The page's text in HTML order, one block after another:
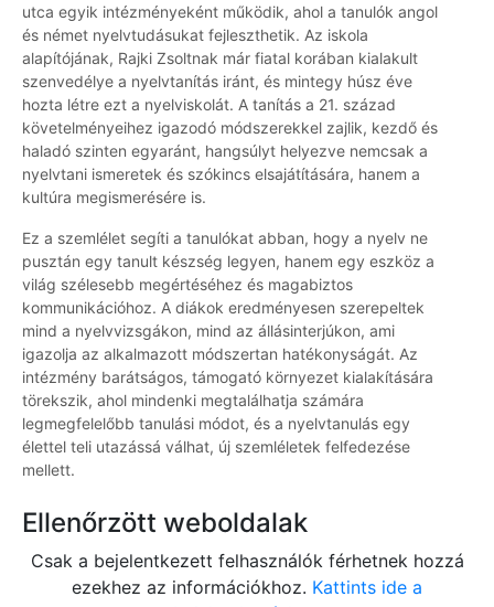
utca egyik intézményeként működik, ahol a tanulók angol
és német nyelvtudásukat fejleszthetik. Az iskola
alapítójának, Rajki Zsoltnak már fiatal korában kialakult
szenvedélye a nyelvtanítás iránt, és mintegy húsz éve
hozta létre ezt a nyelviskolát. A tanítás a 21. század
követelményeihez igazodó módszerekkel zajlik, kezdő és
haladó szinten egyaránt, hangsúlyt helyezve nemcsak a
nyelvtani ismeretek és szókincs elsajátítására, hanem a
kultúra megismerésére is.
Ez a szemlélet segíti a tanulókat abban, hogy a nyelv ne
pusztán egy tanult készség legyen, hanem egy eszköz a
világ szélesebb megértéséhez és magabiztos
kommunikációhoz. A diákok eredményesen szerepeltek
mind a nyelvvizsgákon, mind az állásinterjúkon, ami
igazolja az alkalmazott módszertan hatékonyságát. Az
intézmény barátságos, támogató környezet kialakítására
törekszik, ahol mindenki megtalálhatja számára
legmegfelelőbb tanulási módot, és a nyelvtanulás egy
élettel teli utazássá válhat, új szemléletek felfedezése
mellett.
Ellenőrzött weboldalak
Csak a bejelentkezett felhasználók férhetnek hozzá
ezekhez az információkhoz. Kattints ide a